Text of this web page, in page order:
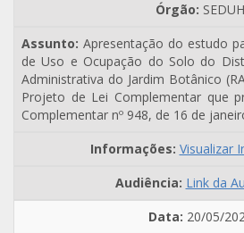
SEDUH
Apresentação do estudo
de Uso e Ocupação do Solo do
Administrativa do Jardim Botânico
Projeto de Lei Complementar que
Complementar nº 948, de 16 de
Visualizar
Link da
20/05/